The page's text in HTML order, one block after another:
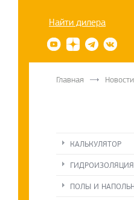
Найти дилера
Главная Новости
КАЛЬКУЛЯТОР
ГИДРОИЗОЛЯЦИЯ
ПОЛЫ И